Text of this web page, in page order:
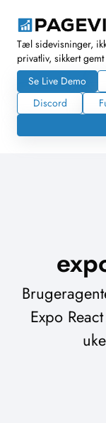
Tæl sidevisninger,
privatliv, sikkert
Se Live Demo
Discord
Expo